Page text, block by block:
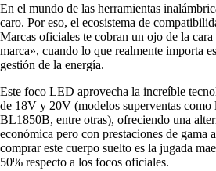
En el mundo de las herramientas
caro. Por eso, el ecosistema de
Marcas oficiales te cobran un ojo de la
marca», cuando lo que realmente importa
gestión de la energía.
Este foco LED aprovecha la increíble
de 18V y 20V (modelos superventas
BL1850B, entre otras), ofreciendo una
económica pero con prestaciones de gama
comprar este cuerpo suelto es la jugada
50% respecto a los focos oficiales.